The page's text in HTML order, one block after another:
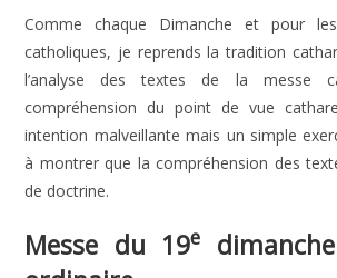
Comme chaque Dimanche et pour
catholiques, je reprends la tradition
l’analyse des textes de la messe
compréhension du point de vue
intention malveillante mais un simple
à montrer que la compréhension des
de doctrine.
Messe du 19e